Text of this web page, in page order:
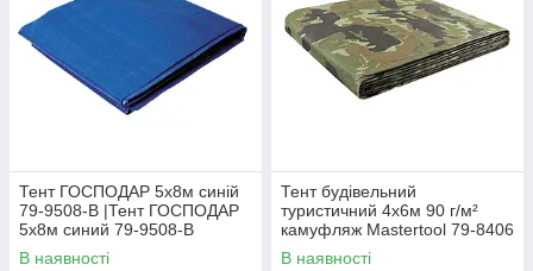
Тент ГОСПОДАР 5х8м синій
79-9508-В |Тент ГОСПОДАР
5х8м синий 79-9508-В
В наявності
Тент будівельний
туристичний 4х6м 90 г/м²
камуфляж Mastertool 79-8406
В наявності